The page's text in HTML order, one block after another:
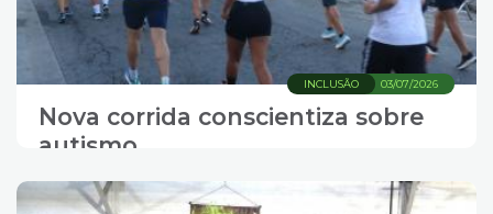
03/07/2026
INCLUSÃO
Nova corrida conscientiza sobre
autismo